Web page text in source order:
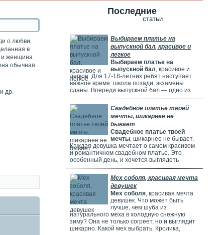
о любви.
в
и женщина
обычная
др.
Последние
статьи
Выбираем платье на
выпускной бал, красивое и
легкое
Выбираем платье на
выпускной бал, красивое и
легкое. Для 17-18-летних ребят наступает
важное время: школа позади, экзамены
сданы. Впереди выпускной бал — одно из
самых красивых и радостных событий.
Особенно тщательно готовятся девушки.
Они заранее думают о наряде, прическе,
макияже и аксессуарах. Выпускной бал
можно сравнить с конкурсом красоты. Где
девушки соревнуются, кто лучше выглядит.
Свадебное платье твоей
мечты, шикарнее не
бывает
Свадебное платье твоей
мечты, шикарнее не бывает.
Каждая девушка мечтает о самом красивом
и романтичном свадебном платье. Это
особенный день, и хочется выглядеть
потрясающе! Но выбрать идеальное платье
может быть непросто. Раньше девушки
ходили по магазинам, смотрели каталоги и
искали платье в интернете. Сейчас это
проще благодаря онлайн-каталогам. Там
можно найти много красивых нарядов от
разных дизайнеров.
Мех соболя, красивая мечта
девушек
Мех соболя, красивая мечта
девушек. Что может быть
лучше, чем шуба из
натурального меха в холодную снежную
зиму? Она не только согреет, но и выглядит
шикарно. Какой мех выбрать. Кролика,